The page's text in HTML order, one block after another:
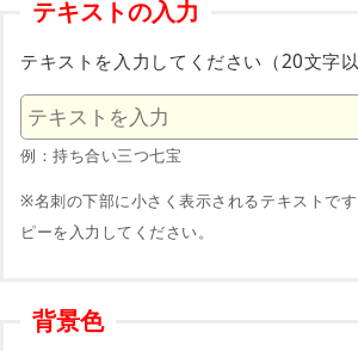
テキストの入力
テキストを入力してください（20文字以
例：持ち合い三つ七宝
※名刺の下部に小さく表示されるテキストで
ピーを入力してください。
背景色